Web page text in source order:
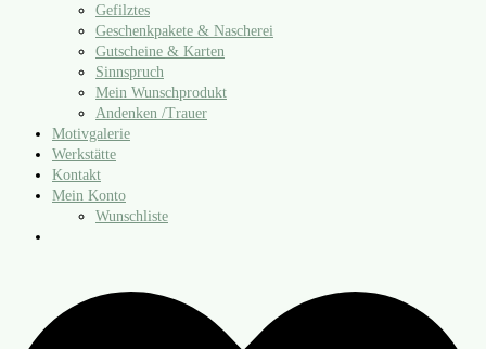
Gefilztes
Geschenkpakete & Nascherei
Gutscheine & Karten
Sinnspruch
Mein Wunschprodukt
Andenken /​Trauer
Motivgalerie
Werkstätte
Kontakt
Mein Konto
Wunschliste